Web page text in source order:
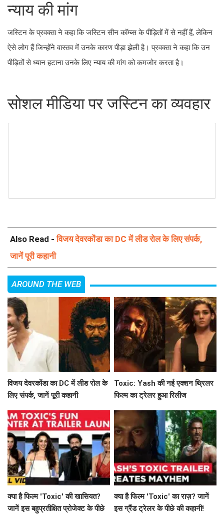
न्याय की मांग
जस्टिन के प्रवक्ता ने कहा कि जस्टिन सीन कॉम्ब्स के पीड़ितों में से नहीं हैं, लेकिन
ऐसे लोग हैं जिन्होंने वास्तव में उनके कारण पीड़ा झेली है। प्रवक्ता ने कहा कि उन
पीड़ितों से ध्यान हटाना उनके लिए न्याय की मांग को कमजोर करता है।
सोशल मीडिया पर जस्टिन का व्यवहार
Also Read -विजय देवरकोंडा का DC में लीड रोल के लिए संपर्क,
जानें पूरी कहानी
AROUND THE WEB
विजय देवरकोंडा का DC में लीड रोल के
लिए संपर्क, जानें पूरी कहानी
Toxic: Yash की नई एक्शन थ्रिलर
फिल्म का ट्रेलर हुआ रिलीज
क्या है फिल्म 'Toxic' की खासियत?
जानें इस बहुप्रतीक्षित प्रोजेक्ट के पीछे
क्या है फिल्म 'Toxic' का राज़? जानें
इस ग्रैंड ट्रेलर के पीछे की कहानी!